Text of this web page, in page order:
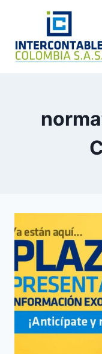
content